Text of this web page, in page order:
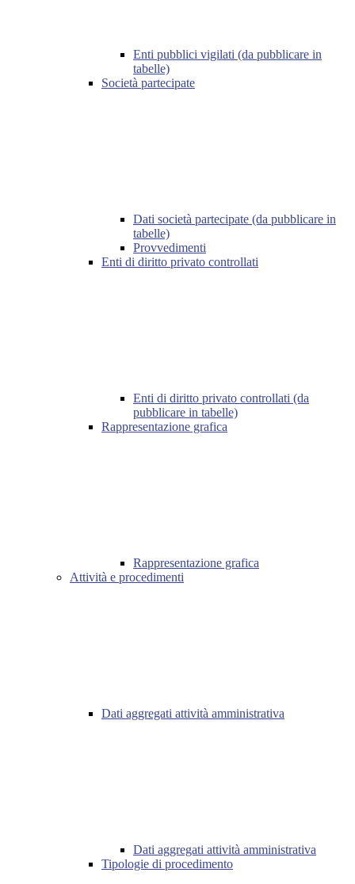
Enti pubblici vigilati (da pubblicare in
tabelle)
Società partecipate
Dati società partecipate (da pubblicare in
tabelle)
Provvedimenti
Enti di diritto privato controllati
Enti di diritto privato controllati (da
pubblicare in tabelle)
Rappresentazione grafica
Rappresentazione grafica
Attività e procedimenti
Dati aggregati attività amministrativa
Dati aggregati attività amministrativa
Tipologie di procedimento